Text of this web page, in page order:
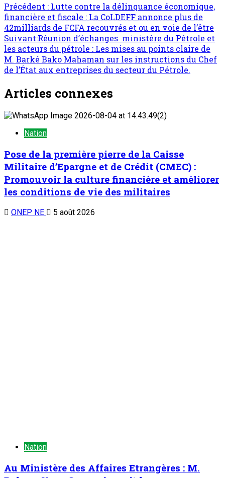
Précédent : Lutte contre la délinquance économique,
financière et fiscale : La CoLDEFF annonce plus de
42milliards de FCFA recouvrés et ou en voie de l’être
Suivant:Réunion d’échanges ministère du Pétrole et
les acteurs du pétrole : Les mises au points claire de
M. Barké Bako Mahaman sur les instructions du Chef
de l’État aux entreprises du secteur du Pétrole.
Articles connexes
Nation
Pose de la première pierre de la Caisse
Militaire d’Epargne et de Crédit (CMEC) :
Promouvoir la culture financière et améliorer
les conditions de vie des militaires
ONEP NE 5 août 2026